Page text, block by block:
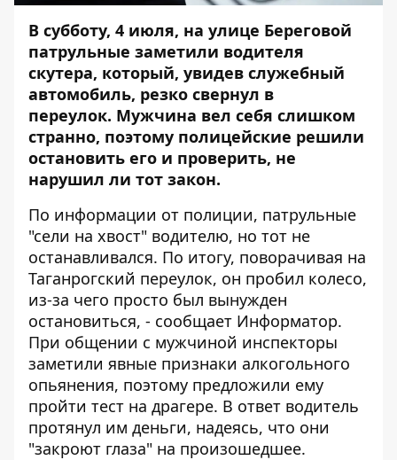
В субботу, 4 июля, на улице Береговой
патрульные заметили водителя
скутера, который, увидев служебный
автомобиль, резко свернул в
переулок. Мужчина вел себя слишком
странно, поэтому полицейские решили
остановить его и проверить, не
нарушил ли тот закон.
По информации от полиции, патрульные
"сели на хвост" водителю, но тот не
останавливался. По итогу, поворачивая на
Таганрогский переулок, он пробил колесо,
из-за чего просто был вынужден
остановиться, - сообщает Информатор.
При общении с мужчиной инспекторы
заметили явные признаки алкогольного
опьянения, поэтому предложили ему
пройти тест на драгере. В ответ водитель
протянул им деньги, надеясь, что они
"закроют глаза" на произошедшее.